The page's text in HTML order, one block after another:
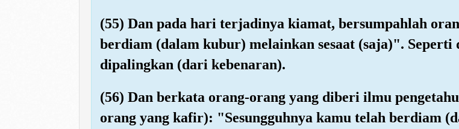
(55) Dan pada hari terjadinya kiamat, bersumpahlah
berdiam (dalam kubur) melainkan sesaat (saja)". Seperti
dipalingkan (dari kebenaran).
(56) Dan berkata orang-orang yang diberi ilmu
orang yang kafir): "Sesungguhnya kamu telah berdiam